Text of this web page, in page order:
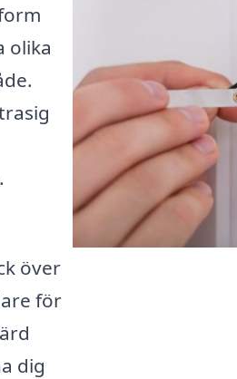
olika
över
för
dig